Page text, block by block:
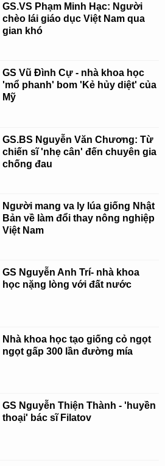
GS.VS Phạm Minh Hạc: Người
chèo lái giáo dục Việt Nam qua
gian khó
GS Vũ Đình Cự - nhà khoa học
'mổ phanh' bom 'Kẻ hủy diệt' của
Mỹ
GS.BS Nguyễn Văn Chương: Từ
chiến sĩ 'nhẹ cân' đến chuyên gia
chống đau
Người mang va ly lúa giống Nhật
Bản về làm đổi thay nông nghiệp
Việt Nam
GS Nguyễn Anh Trí- nhà khoa
học nặng lòng với đất nước
Nhà khoa học tạo giống cỏ ngọt
ngọt gấp 300 lần đường mía
GS Nguyễn Thiện Thành - 'huyền
thoại' bác sĩ Filatov